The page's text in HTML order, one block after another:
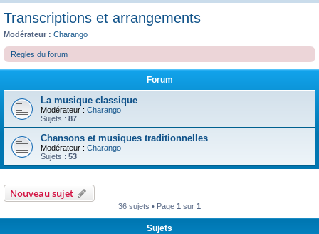
Transcriptions et arrangements
Modérateur : Charango
Règles du forum
Forum
La musique classique
Modérateur : Charango
Sujets : 87
Chansons et musiques traditionnelles
Modérateur : Charango
Sujets : 53
Nouveau sujet
36 sujets • Page 1 sur 1
Sujets